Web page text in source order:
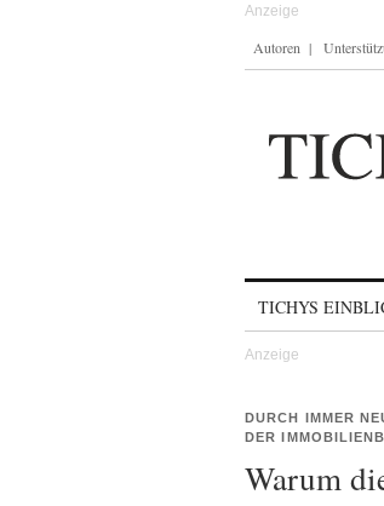
Autoren
TICHYS
DURCH IMMER
DER
Warum